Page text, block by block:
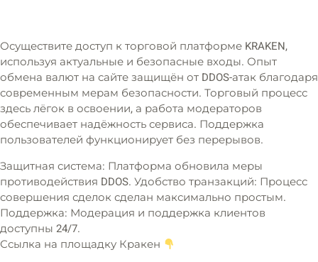
Осуществите доступ к торговой платформе KRAKEN,
используя актуальные и безопасные входы. Опыт
обмена валют на сайте защищён от DDOS-атак благодаря
современным мерам безопасности. Торговый процесс
здесь лёгок в освоении, а работа модераторов
обеспечивает надёжность сервиса. Поддержка
пользователей функционирует без перерывов.
Защитная система: Платформа обновила меры
противодействия DDOS. Удобство транзакций: Процесс
совершения сделок сделан максимально простым.
Поддержка: Модерация и поддержка клиентов
доступны 24/7.
Ссылка на площадку Кракен